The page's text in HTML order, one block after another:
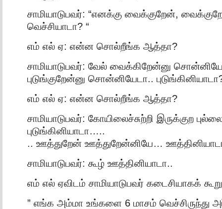
சாமியாடுபவர்: “எனக்கு வைக்குறேன்,
வெச்சியாடா? “
எம் எல் ஏ: என்ன சொல்றீங்க ஆத்தா?
சாமியாடுபவர்: வேல் வைக்கிறேன்னு
புடுங்குறேன்னு சொன்னியேடா..
எம் எல் ஏ: என்ன சொல்றீங்க ஆத்தா?
சாமியாடுபவர்: கோயிலைச்சுற்றி இருக்குற
புடுங்கினியாடா…..
.. ஊத்துறேன் ஊத்துறேன்னியே…
சாமியாடுபவர்: கூழ் ஊத்தினியாடா..
எம் எல் ஏவிடம் சாமியாடுபவர் கடைசியாகக்
” எங்க அம்மா உங்களை 6 மாசம் வெச்சிருந்து